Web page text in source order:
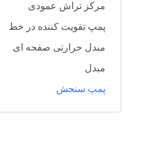
مرکز تراش عمودی
پمپ تقویت کننده در خط
مبدل حرارتی صفحه ای
مبدل
پمپ سنجش